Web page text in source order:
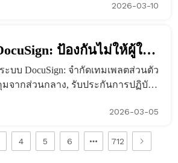
ภาคเอเชียแปซิฟิก
2026-03-10
ป้องกันไม่ให้ผู้ใช้
ส่วนตัวของตนเอง
บบ DocuSign: จำกัดเทมเพลตส่วนตัว
จากส่วนกลาง, รับประกันการปฏิบัติ
2026-03-05
4 5 6 712